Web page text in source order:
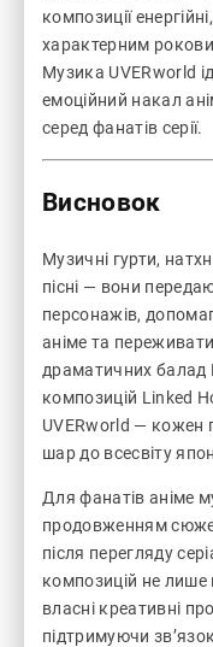
композиції
характерним
Музика UVERworld
емоційний накал
серед фанатів серії.
Висновок
Музичні гурти,
пісні — вони
персонажів,
аніме та переживати
драматичних балад
композицій Linked
UVERworld — кожен
шар до всесвіту
Для фанатів аніме
продовженням
після перегляду
композицій не
власні креативні
підтримуючи